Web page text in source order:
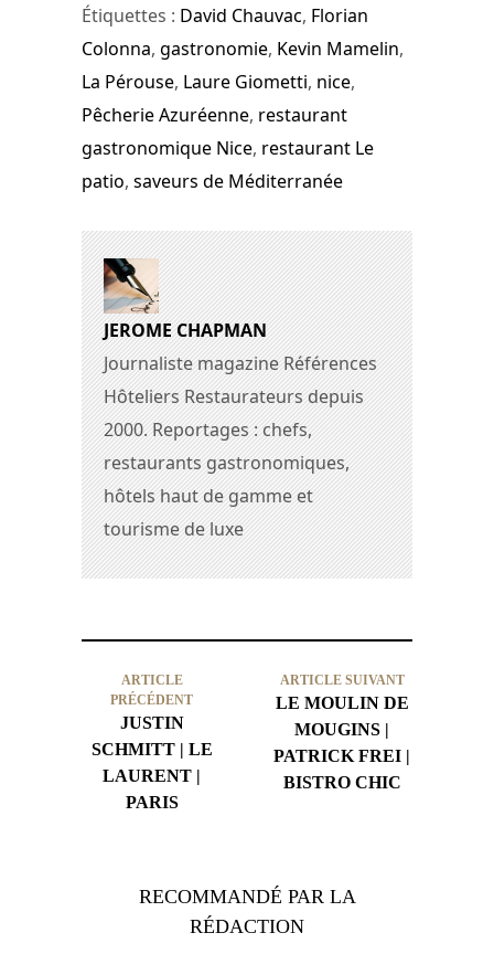
Étiquettes : David Chauvac, Florian
Colonna, gastronomie, Kevin Mamelin,
La Pérouse, Laure Giometti, nice,
Pêcherie Azuréenne, restaurant
gastronomique Nice, restaurant Le
patio, saveurs de Méditerranée
JEROME CHAPMAN
Journaliste magazine Références
Hôteliers Restaurateurs depuis
2000. Reportages : chefs,
restaurants gastronomiques,
hôtels haut de gamme et
tourisme de luxe
ARTICLE
PRÉCÉDENT
JUSTIN
SCHMITT | LE
LAURENT |
PARIS
ARTICLE SUIVANT
LE MOULIN DE
MOUGINS |
PATRICK FREI |
BISTRO CHIC
RECOMMANDÉ PAR LA
RÉDACTION